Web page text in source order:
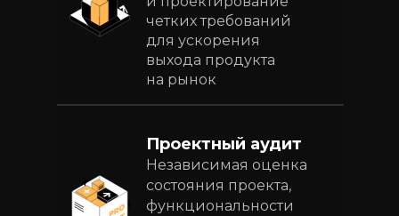
четких требований
для ускорения
выхода продукта
на рынок
Проектный аудит
Независимая оценка
состояния проекта,
функциональности